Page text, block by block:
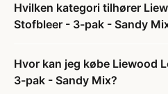
Hvilken kategori tilhører
Stofbleer - 3-pak - Sandy
Hvor kan jeg købe Liewood
3-pak - Sandy Mix?